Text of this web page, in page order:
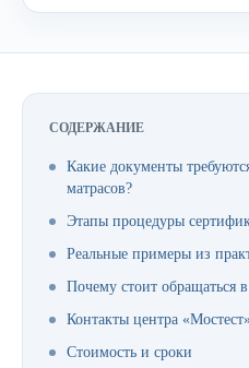
СОДЕРЖАНИЕ
Какие документы
матрасов?
Этапы процедуры
Реальные примеры из
Почему стоит обращаться
Контакты центра
Стоимость и сроки